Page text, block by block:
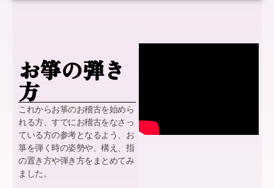
お箏の弾き
方
これからお箏のお稽古を始めら
れる方、すでにお稽古をなさっ
ている方の参考となるよう、お
箏を弾く時の姿勢や、構え、指
の置き方や弾き方をまとめてみ
ました。